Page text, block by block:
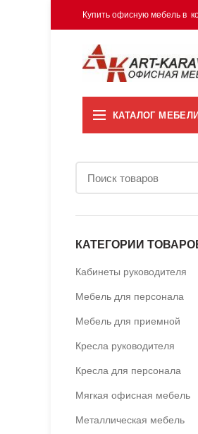
Купить офисную мебель в
КАТАЛОГ
КАТЕГОРИИ
Кабинеты руководителя
Мебель для персонала
Мебель для приемной
Кресла руководителя
Кресла для персонала
Мягкая офисная мебель
Металлическая мебель